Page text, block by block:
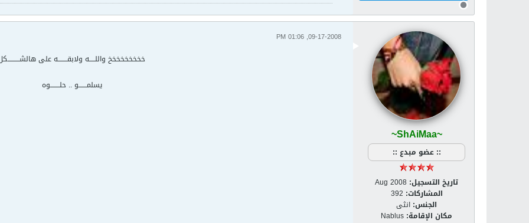
~ShAiMaa~
:: عضو مبدع ::
تاريخ التسجيل: Aug 2008
المشاركات: 392
الجنس: انثى
مكان الإقامة: Nablus
09-17-2008, 01:06 PM
خخخخخخخخخ واللـــــه ولابقــــــــه على
يسلمـــــــو .. حلــــــــوه